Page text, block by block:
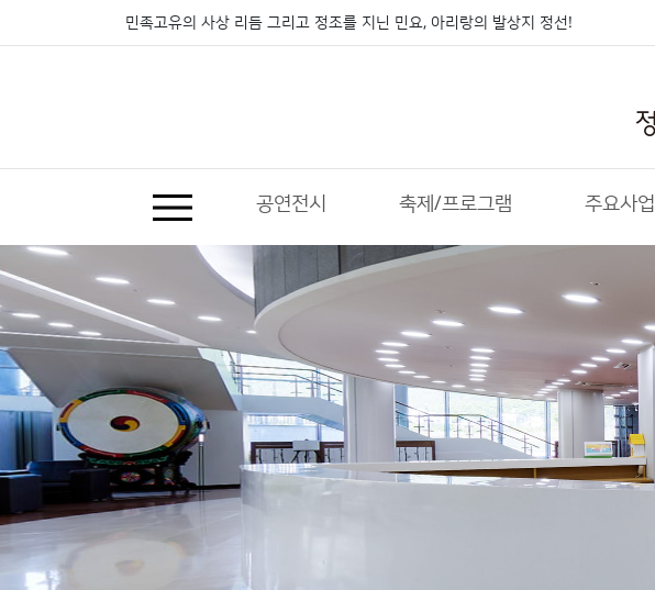
민족고유의 사상 리듬 그리고 정조를 지닌 민요, 아리랑의 발상지 정선!
공연전시 축제/프로그램 주요사업